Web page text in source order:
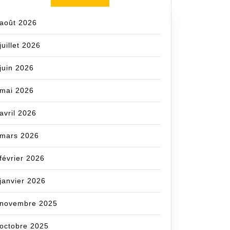
août 2026
juillet 2026
juin 2026
mai 2026
avril 2026
mars 2026
février 2026
janvier 2026
novembre 2025
octobre 2025